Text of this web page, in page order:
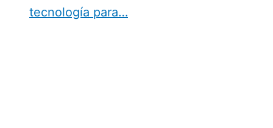
tecnología para…